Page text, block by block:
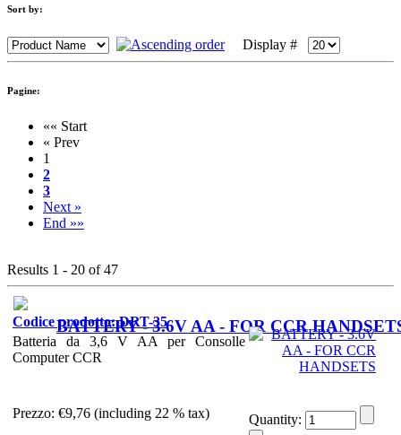
Sort by:
Display #
Pagine:
«« Start
« Prev
1
2
3
Next »
End »»
Results 1 - 20 of 47
BATTERY - 3.6V AA - FOR CCR
Codice prodotto: DRT-35
Batteria da 3,6 V AA per Consolle
Computer CCR
Prezzo: €9,76 (including 22 % tax) Quantity: